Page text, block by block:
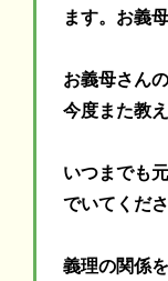
ます。お義
お義母さん
今度また教
いつまでも
でいてくださ
義理の関係